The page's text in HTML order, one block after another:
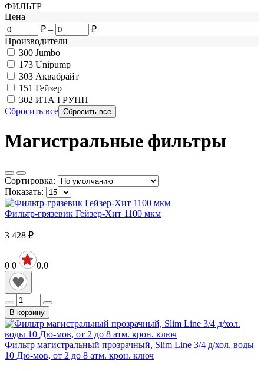
ФИЛЬТР
Цена
₽ –
₽
Производители
300 Jumbo
173 Unipump
303 Аквабрайт
151 Гейзер
302 ИТА ГРУПП
Сбросить все
Магистральные фильтры
Сортировка:
Показать:
Фильтр-грязевик Гейзер-Хит 1100 мкм
3 428 ₽
0 0 0.0
В корзину
Фильтр магистральный прозрачный, Slim Line 3/4 д/хол. воды
10 Дю-мов, от 2 до 8 атм. крон. ключ